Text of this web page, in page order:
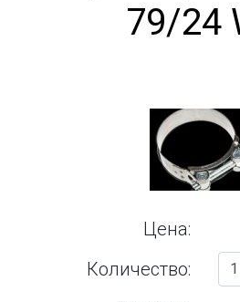
79/24
Цена:
Количество: